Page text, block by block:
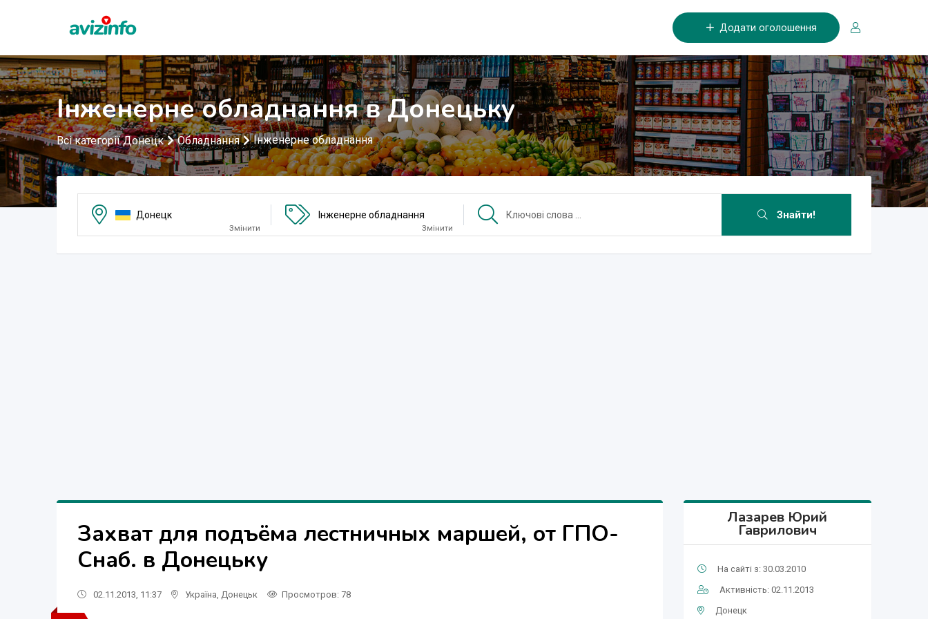
Додати оголошення
Інженерне обладнання в Донецьку
Всі категорії Донецк Обладнання Інженерне обладнання
Донецк
Змінити
Інженерне обладнання
Змінити
Знайти!
Захват для подъёма лестничных маршей, от ГПО-
Снаб. в Донецьку
02.11.2013, 11:37 Україна Донецьк Просмотров: 78
Лазарев Юрий
Гаврилович
На сайті з: 30.03.2010
Активність: 02.11.2013
Донецк